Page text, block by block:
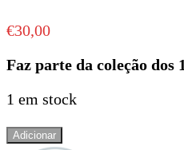
€30,00
Faz parte da coleção dos
1 em stock
Quantidade
Adicionar